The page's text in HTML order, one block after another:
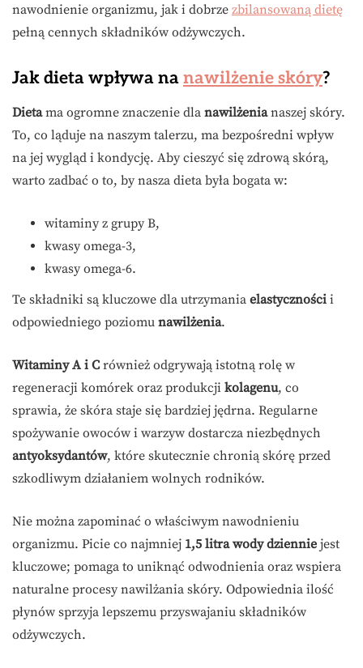
nawodnienie organizmu, jak i dobrze zbilansowaną dietę
pełną cennych składników odżywczych.
Jak dieta wpływa na nawilżenie skóry?
Dietama ogromne znaczenie dla nawilżenianaszej skóry.
To, co ląduje na naszym talerzu, ma bezpośredni wpływ
na jej wygląd i kondycję. Aby cieszyć się zdrową skórą,
warto zadbać o to, by nasza dieta była bogata w:
witaminy z grupy B,
kwasy omega-3,
kwasy omega-6.
Te składniki są kluczowe dla utrzymania elastyczności i
odpowiedniego poziomu nawilżenia.
Witaminy A i C również odgrywają istotną rolę w
regeneracji komórek oraz produkcji kolagenu, co
sprawia, że skóra staje się bardziej jędrna. Regularne
spożywanie owoców i warzyw dostarcza niezbędnych
antyoksydantów, które skutecznie chronią skórę przed
szkodliwym działaniem wolnych rodników.
Nie można zapominać o właściwym nawodnieniu
organizmu. Picie co najmniej 1,5 litra wody dziennie jest
kluczowe; pomaga to uniknąć odwodnienia oraz wspiera
naturalne procesy nawilżania skóry. Odpowiednia ilość
płynów sprzyja lepszemu przyswajaniu składników
odżywczych.